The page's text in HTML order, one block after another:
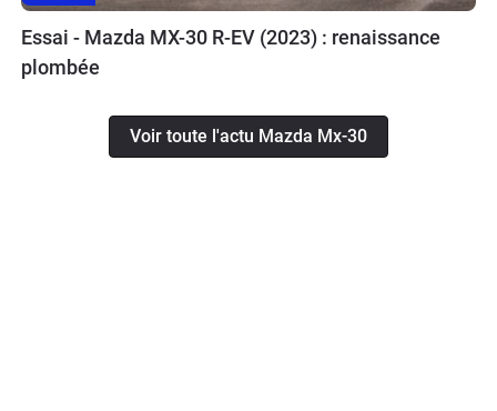
Essai - Mazda MX-30 R-EV (2023) : renaissance
plombée
Voir toute l'actu Mazda Mx-30